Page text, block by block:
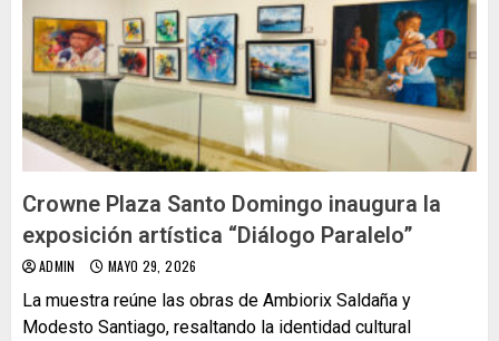
Crowne Plaza Santo Domingo inaugura la
exposición artística “Diálogo Paralelo”
ADMIN MAYO 29, 2026
La muestra reúne las obras de Ambiorix Saldaña y
Modesto Santiago, resaltando la identidad cultural